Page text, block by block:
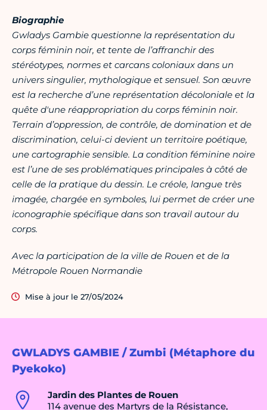
GWLADYS GAMBIE / Zumbi (Métaphore du
Pyekoko)
Jardin des Plantes de Rouen
114 avenue des Martyrs de la Résistance,
Biographie
Gwladys Gambie questionne la représentation du
corps féminin noir, et tente de l’affranchir des
stéréotypes, normes et carcans coloniaux dans un
univers singulier, mythologique et sensuel. Son œuvre
est la recherche d’une représentation décoloniale et la
quête d'une réappropriation du corps féminin noir.
Terrain d’oppression, de contrôle, de domination et de
discrimination, celui-ci devient un territoire poétique,
une cartographie sensible. La condition féminine noire
est l’une de ses problématiques principales à côté de
celle de la pratique du dessin. Le créole, langue très
imagée, chargée en symboles, lui permet de créer une
iconographie spécifique dans son travail autour du
corps.
Avec la participation de la ville de Rouen et de la
Métropole Rouen Normandie
Mise à jour le 27/05/2024